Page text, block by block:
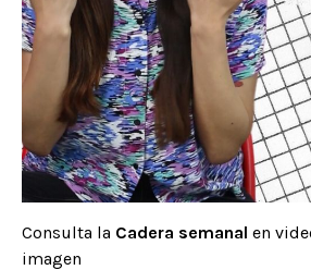
Consulta la Cadera semanal en
imagen